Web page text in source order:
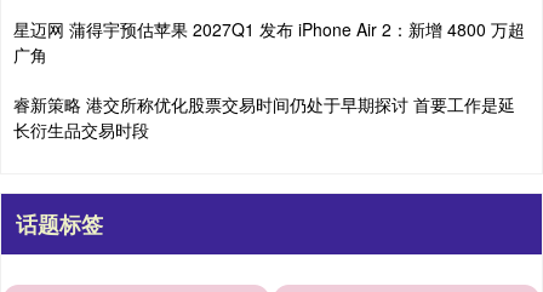
星迈网 蒲得宇预估苹果 2027Q1 发布 iPhone Air 2：新增 4800 万超
广角
睿新策略 港交所称优化股票交易时间仍处于早期探讨 首要工作是延
长衍生品交易时段
话题标签